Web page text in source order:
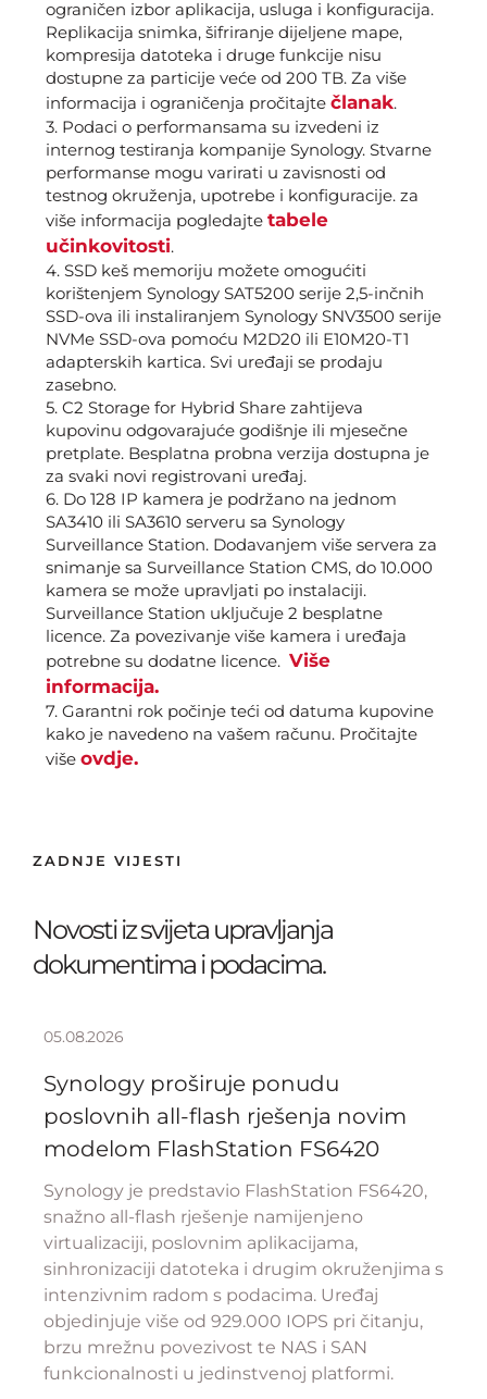
ograničen izbor aplikacija, usluga i konfiguracija.
Replikacija snimka, šifriranje dijeljene mape,
kompresija datoteka i druge funkcije nisu
dostupne za particije veće od 200 TB. Za više
informacija i ograničenja pročitajte članak.
3. Podaci o performansama su izvedeni iz
internog testiranja kompanije Synology. Stvarne
performanse mogu varirati u zavisnosti od
testnog okruženja, upotrebe i konfiguracije. za
više informacija pogledajte tabele
učinkovitosti.
4. SSD keš memoriju možete omogućiti
korištenjem Synology SAT5200 serije 2,5-inčnih
SSD-ova ili instaliranjem Synology SNV3500 serije
NVMe SSD-ova pomoću M2D20 ili E10M20-T1
adapterskih kartica. Svi uređaji se prodaju
zasebno.
5. C2 Storage for Hybrid Share zahtijeva
kupovinu odgovarajuće godišnje ili mjesečne
pretplate. Besplatna probna verzija dostupna je
za svaki novi registrovani uređaj.
6. Do 128 IP kamera je podržano na jednom
SA3410 ili SA3610 serveru sa Synology
Surveillance Station. Dodavanjem više servera za
snimanje sa Surveillance Station CMS, do 10.000
kamera se može upravljati po instalaciji.
Surveillance Station uključuje 2 besplatne
licence. Za povezivanje više kamera i uređaja
potrebne su dodatne licence. Više
informacija.
7. Garantni rok počinje teći od datuma kupovine
kako je navedeno na vašem računu. Pročitajte
više ovdje.
ZADNJE VIJESTI
Novosti iz svijeta upravljanja
dokumentima i podacima.
05.08.2026
Synology proširuje ponudu
poslovnih all-flash rješenja novim
modelom FlashStation FS6420
Synology je predstavio FlashStation FS6420,
snažno all-flash rješenje namijenjeno
virtualizaciji, poslovnim aplikacijama,
sinhronizaciji datoteka i drugim okruženjima s
intenzivnim radom s podacima. Uređaj
objedinjuje više od 929.000 IOPS pri čitanju,
brzu mrežnu povezivost te NAS i SAN
funkcionalnosti u jedinstvenoj platformi.